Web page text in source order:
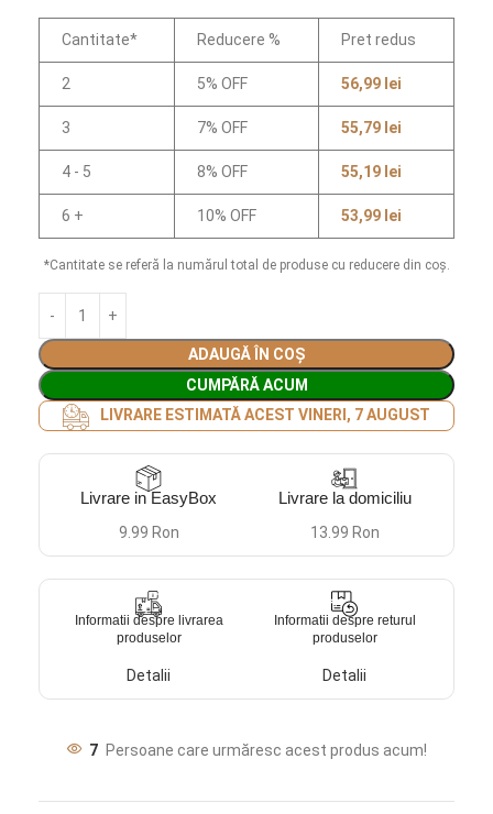
Cantitate* Reducere % Pret redus
2 5% OFF 56,99 lei
3 7% OFF 55,79 lei
4 - 5 8% OFF 55,19 lei
6 + 10% OFF 53,99 lei
*Cantitate se referă la numărul total de produse cu reducere din coș.
ADAUGĂ ÎN COȘ
CUMPĂRĂ ACUM
LIVRARE ESTIMATĂ ACEST VINERI, 7 AUGUST
Livrare in EasyBox
9.99 Ron
Livrare la domiciliu
13.99 Ron
Informatii despre livrarea
produselor
Detalii
Informatii despre returul
produselor
Detalii
7 Persoane care urmăresc acest produs acum!